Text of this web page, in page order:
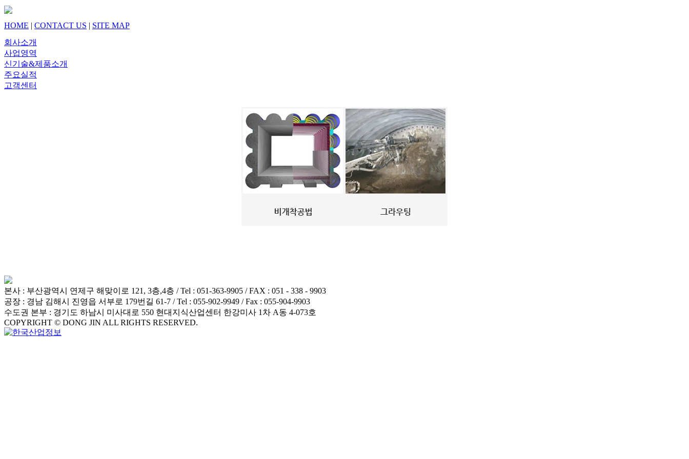
HOME | CONTACT US | SITE MAP
회사소개
사업영역
신기술&제품소개
주요실적
고객센터
본사 : 부산광역시 연제구 해맞이로 121, 3층,4층 / Tel : 051-363-9905 / FAX : 051 - 338 - 9903
공장 : 경남 김해시 진영읍 서부로 179번길 61-7 / Tel : 055-902-9949 / Fax : 055-904-9903
수도권 본부 : 경기도 하남시 미사대로 550 현대지식산업센터 한강미사 1차 A동 4-073호
COPYRIGHT © DONG JIN ALL RIGHTS RESERVED.